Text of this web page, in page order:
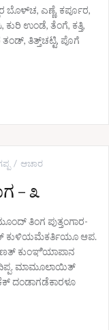
ಎಣ್ಣೆ, ಕರ್ಪೂರ,
ಉಂಡೆ, ತೆಂಗೆ, ಕತ್ತಿ,
ತಿತ್ತ್‌ಚಟ್ಟಿ, ಪೊಗೆ
ಆಚಾರ
– ೩
ತಿಂಗ ಪುತ್ತಂಗಾರ-
ಕುಳಿಯಮೆಕರ್ತಿಯೂ ಆಪ.
ಕುಂಞಿಯಾಪಾನ
ಮಾಮೂಲಾಯಿತ್
ದಂಡಾಗಡೆಕಾರಳೂ